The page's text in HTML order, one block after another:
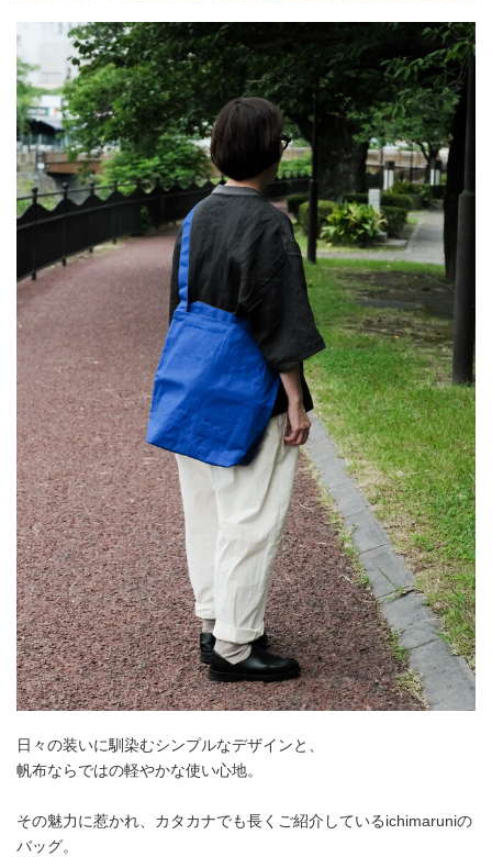
日々の装いに馴染むシンプルなデザインと、
帆布ならではの軽やかな使い心地。
その魅力に惹かれ、カタカナでも長くご紹介しているichimaruniの
バッグ。